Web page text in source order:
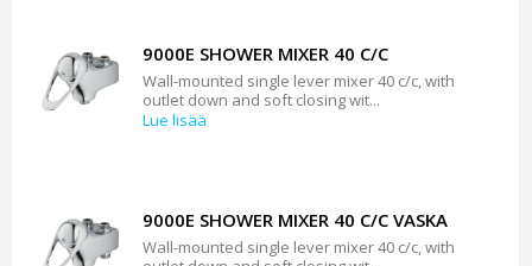
9000E SHOWER MIXER 40 C/C
Wall-mounted single lever mixer 40 c/c, with
outlet down and soft closing wit...
Lue lisää
9000E SHOWER MIXER 40 C/C VASKA
Wall-mounted single lever mixer 40 c/c, with